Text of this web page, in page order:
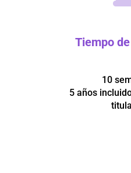
Tiempo
10
5 años